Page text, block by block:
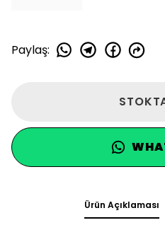
Paylaş:
Ürün Açıklaması